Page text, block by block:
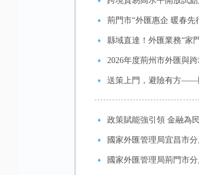
荊門市“外匯惠企 暖春先
縣域直達！外匯業務“家
2026年度荊州市外匯與
送策上門，避險有方——
政策賦能強引領 金融為
國家外匯管理局宜昌市
國家外匯管理局荊門市